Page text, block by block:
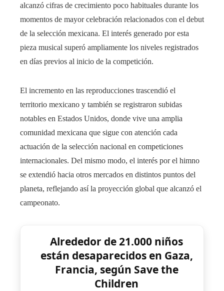
alcanzó cifras de crecimiento poco habituales durante los
momentos de mayor celebración relacionados con el debut
de la selección mexicana. El interés generado por esta
pieza musical superó ampliamente los niveles registrados
en días previos al inicio de la competición.
El incremento en las reproducciones trascendió el
territorio mexicano y también se registraron subidas
notables en Estados Unidos, donde vive una amplia
comunidad mexicana que sigue con atención cada
actuación de la selección nacional en competiciones
internacionales. Del mismo modo, el interés por el himno
se extendió hacia otros mercados en distintos puntos del
planeta, reflejando así la proyección global que alcanzó el
campeonato.
Alrededor de 21.000 niños
están desaparecidos en Gaza,
Francia, según Save the
Children